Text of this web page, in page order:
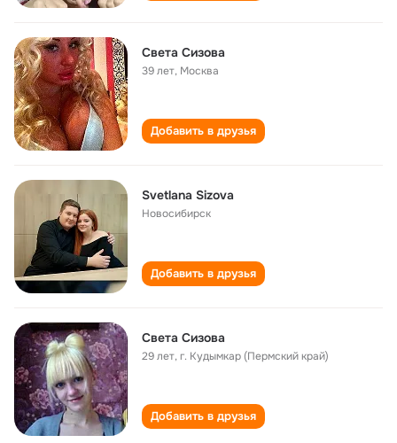
Света Сизова
39 лет, Москва
Добавить в друзья
Svetlana Sizova
Новосибирск
Добавить в друзья
Света Сизова
29 лет,г. Кудымкар (Пермский край)
Добавить в друзья